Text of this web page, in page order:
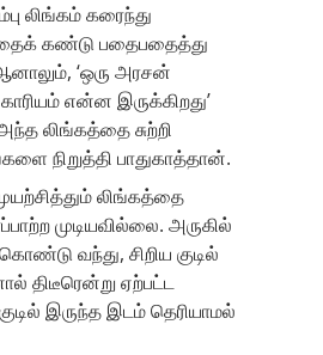
லிங்கம் கரைந்து
கண்டு பதைபதைத்து
‘ஒரு அரசன்
என்ன இருக்கிறது’
லிங்கத்தை சுற்றி
நிறுத்தி பாதுகாத்தான்.
லிங்கத்தை
முடியவில்லை. அருகில்
வந்து, சிறிய குடில்
திடீரென்று ஏற்பட்ட
இருந்த இடம் தெரியாமல்